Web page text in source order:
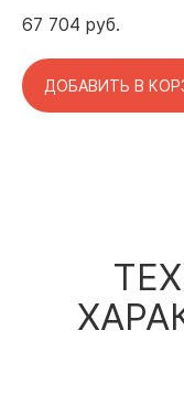
67 704 руб.
ДОБАВИТЬ В